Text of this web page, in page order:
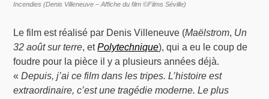
Incendies (Denis Villeneuve – Affiche du film ©Films Séville)
Le film est réalisé par Denis Villeneuve (Maëlstrom, Un
32 août sur terre, etPolytechnique), qui a eu le coup de
foudre pour la pièce il y a plusieurs années déjà.
«Depuis, j’ai ce film dans les tripes. L’histoire est
extraordinaire, c’est une tragédie moderne. Le plus